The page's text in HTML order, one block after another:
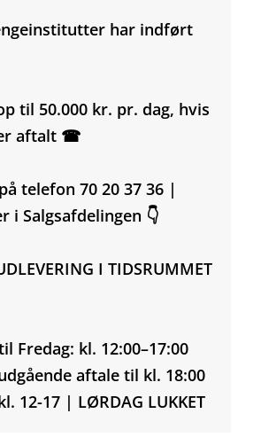
har indført
til 50.000 kr. pr. dag, hvis
aftalt ☎
telefon 70 20 37 36 |
i Salgsafdelingen 👇
I TIDSRUMMET
Fredag: kl. 12:00–17:00
aftale til kl. 18:00
12-17 | LØRDAG LUKKET